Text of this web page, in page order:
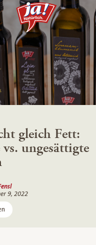
gleich Fett:
ungesättigte
9, 2022